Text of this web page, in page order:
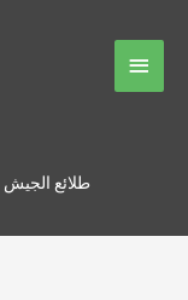
Main
طلائع الجيش